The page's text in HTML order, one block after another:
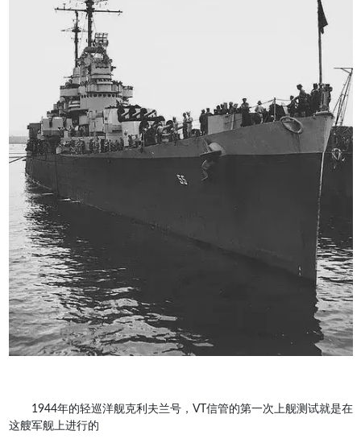
1944年的轻巡洋舰克利夫兰号，VT信管的第一次上舰测试就是在
这艘军舰上进行的